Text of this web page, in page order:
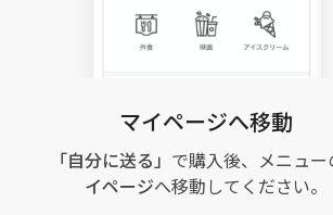
マイページへ移動
「自分に送る」 で購入後、メニュー
イページへ移動してください。